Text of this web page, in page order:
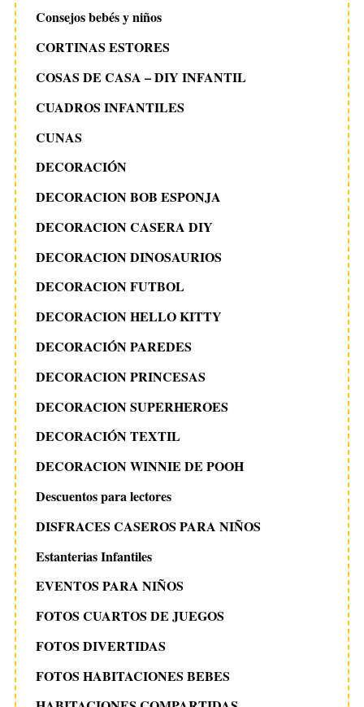
Consejos bebés y niños
CORTINAS ESTORES
COSAS DE CASA – DIY INFANTIL
CUADROS INFANTILES
CUNAS
DECORACIÓN
DECORACION BOB ESPONJA
DECORACION CASERA DIY
DECORACION DINOSAURIOS
DECORACION FUTBOL
DECORACION HELLO KITTY
DECORACIÓN PAREDES
DECORACION PRINCESAS
DECORACION SUPERHEROES
DECORACIÓN TEXTIL
DECORACION WINNIE DE POOH
Descuentos para lectores
DISFRACES CASEROS PARA NIÑOS
Estanterias Infantiles
EVENTOS PARA NIÑOS
FOTOS CUARTOS DE JUEGOS
FOTOS DIVERTIDAS
FOTOS HABITACIONES BEBES